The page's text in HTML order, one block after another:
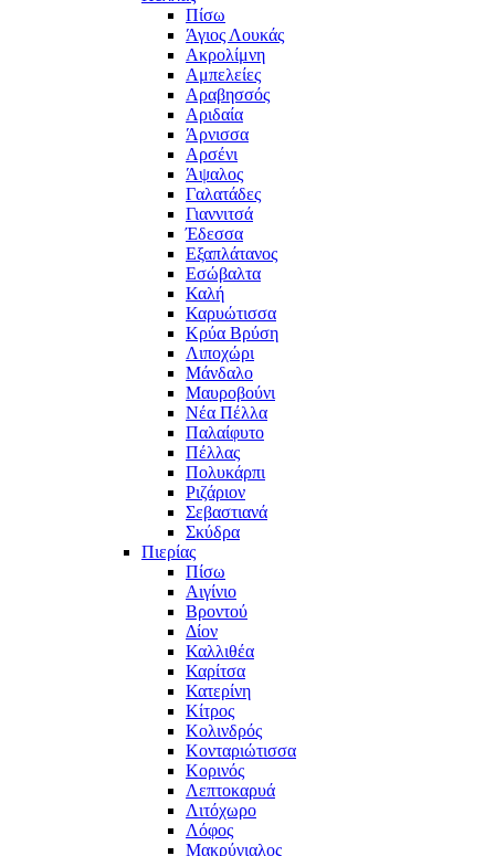
Πίσω
Άγιος Λουκάς
Ακρολίμνη
Αμπελείες
Αραβησσός
Αριδαία
Άρνισσα
Αρσένι
Άψαλος
Γαλατάδες
Γιαννιτσά
Έδεσσα
Εξαπλάτανος
Εσώβαλτα
Καλή
Καρυώτισσα
Κρύα Βρύση
Λιποχώρι
Μάνδαλο
Μαυροβούνι
Νέα Πέλλα
Παλαίφυτο
Πέλλας
Πολυκάρπι
Ριζάριον
Σεβαστιανά
Σκύδρα
Πιερίας
Πίσω
Αιγίνιο
Βροντού
Δίον
Καλλιθέα
Καρίτσα
Κατερίνη
Κίτρος
Κολινδρός
Κονταριώτισσα
Κορινός
Λεπτοκαρυά
Λιτόχωρο
Λόφος
Μακρύγιαλος